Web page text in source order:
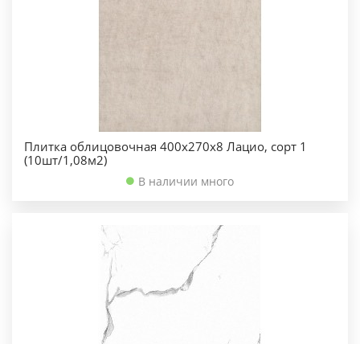
Плитка облицовочная 400х270х8 Лацио, сорт 1
(10шт/1,08м2)
В наличии много